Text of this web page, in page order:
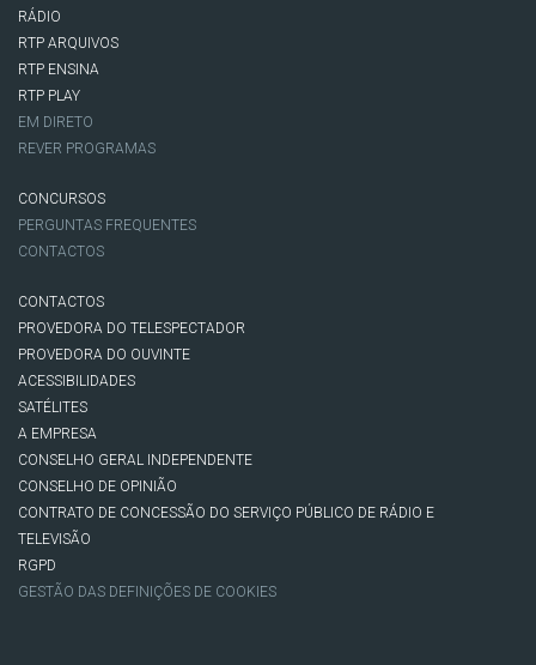
RÁDIO
RTP ARQUIVOS
RTP ENSINA
RTP PLAY
EM DIRETO
REVER PROGRAMAS
CONCURSOS
PERGUNTAS FREQUENTES
CONTACTOS
CONTACTOS
PROVEDORA DO TELESPECTADOR
PROVEDORA DO OUVINTE
ACESSIBILIDADES
SATÉLITES
A EMPRESA
CONSELHO GERAL INDEPENDENTE
CONSELHO DE OPINIÃO
CONTRATO DE CONCESSÃO DO SERVIÇO PÚBLICO DE RÁDIO E
TELEVISÃO
RGPD
GESTÃO DAS DEFINIÇÕES DE COOKIES